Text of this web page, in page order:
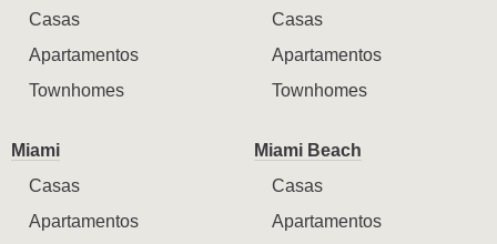
Casas
Apartamentos
Townhomes
Casas
Apartamentos
Townhomes
Miami
Casas
Apartamentos
Miami Beach
Casas
Apartamentos